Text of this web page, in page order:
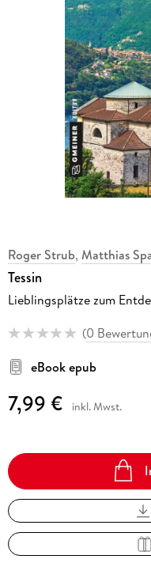
Roger Strub, Matthias
Tessin
Lieblingsplätze zum
(0
eBook epub
7,99 € inkl. Mwst.